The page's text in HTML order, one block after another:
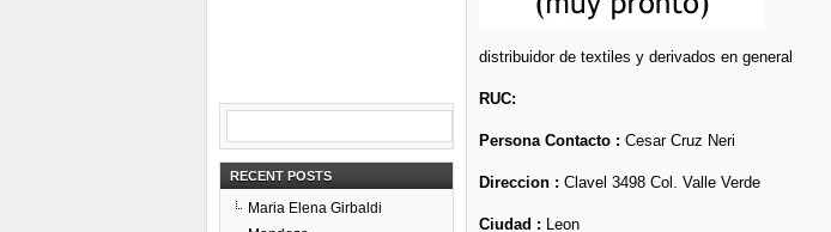
distribuidor de textiles y derivados en general
RUC:
Persona Contacto : Cesar Cruz Neri
Direccion : Clavel 3498 Col. Valle Verde
Ciudad : Leon
RECENT POSTS
Maria Elena Girbaldi